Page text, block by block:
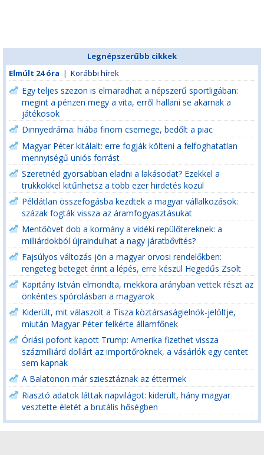
Legnépszerűbb cikkek
Elmúlt 24 óra | Korábbi hírek
Egy teljes szezon is elmaradhat a népszerű sportligában:
megint a pénzen megy a vita, erről hallani se akarnak a
játékosok
Dinnyedráma: hiába finom csemege, bedőlt a piac
Magyar Péter kitálalt: erre fogják költeni a felfoghatatlan
mennyiségű uniós forrást
Szeretnéd gyorsabban eladni a lakásodat? Ezekkel a
trükkökkel kitűnhetsz a több ezer hirdetés közül
Példátlan összefogásba kezdtek a magyar vállalkozások:
százak fogták vissza az áramfogyasztásukat
Mentőövet dob a kormány a vidéki repülőtereknek: a
milliárdokból újraindulhat a nagy járatbővítés?
Fajsúlyos változás jön a magyar orvosi rendelőkben:
rengeteg beteget érint a lépés, erre készül Hegedűs Zsolt
Kapitány István elmondta, mekkora arányban vettek részt az
önkéntes spórolásban a magyarok
Kiderült, mit válaszolt a Tisza köztársaságielnök-jelöltje,
miután Magyar Péter felkérte államfőnek
Óriási pofont kapott Trump: Amerika fizethet vissza
százmilliárd dollárt az importőröknek, a vásárlók egy centet
sem kapnak
A Balatonon már sziesztáznak az éttermek
Riasztó adatok láttak napvilágot: kiderült, hány magyar
vesztette életét a brutális hőségben